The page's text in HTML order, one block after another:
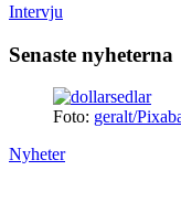
Intervju
Senaste nyheterna
Foto: geralt/
Nyheter